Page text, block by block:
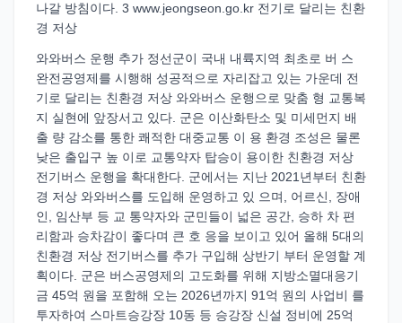
나갈 방침이다. 3 www.jeongseon.go.kr 전기로 달리는 친환
경 저상
와와버스 운행 추가 정선군이 국내 내륙지역 최초로 버 스
완전공영제를 시행해 성공적으로 자리잡고 있는 가운데 전
기로 달리는 친환경 저상 와와버스 운행으로 맞춤 형 교통복
지 실현에 앞장서고 있다. 군은 이산화탄소 및 미세먼지 배
출 량 감소를 통한 쾌적한 대중교통 이 용 환경 조성은 물론
낮은 출입구 높 이로 교통약자 탑승이 용이한 친환경 저상
전기버스 운행을 확대한다. 군에서는 지난 2021년부터 친환
경 저상 와와버스를 도입해 운영하고 있 으며, 어르신, 장애
인, 임산부 등 교 통약자와 군민들이 넓은 공간, 승하 차 편
리함과 승차감이 좋다며 큰 호 응을 보이고 있어 올해 5대의
친환경 저상 전기버스를 추가 구입해 상반기 부터 운영할 계
획이다. 군은 버스공영제의 고도화를 위해 지방소멸대응기
금 45억 원을 포함해 오는 2026년까지 91억 원의 사업비 를
투자하여 스마트승강장 10동 등 승강장 신설 정비에 25억